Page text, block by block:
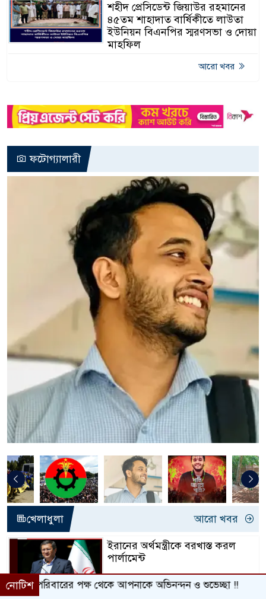
শহীদ প্রেসিডেন্ট জিয়াউর রহমানের
৪৫তম শাহাদাত বার্ষিকীতে লাউতা
ইউনিয়ন বিএনপির স্মরণসভা ও দোয়া
মাহফিল
আরো খবর
ফটোগ্যালারী
খেলাধুলা আরো খবর
ইরানের অর্থমন্ত্রীকে বরখাস্ত করল
পার্লামেন্ট
নোটিশ
থেকে আপনাকে অভিনন্দন ও শুভেচ্ছা !!